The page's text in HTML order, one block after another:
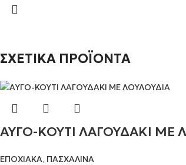
ΣΧΕΤΙΚΑ ΠΡΟΪΟΝΤΑ
ΑΥΓΟ-ΚΟΥΤΙ ΛΑΓΟΥΔΑΚΙ ΜΕ
ΕΠΟΧΙΑΚΑ, ΠΑΣΧΑΛΙΝΑ